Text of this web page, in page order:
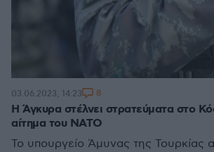
Η Άγκυρα στέλνει στρατεύματα στο
αίτημα του ΝΑΤΟ
Το υπουργείο Άμυνας της Τουρκίας
03.06.2023, 14:23 8